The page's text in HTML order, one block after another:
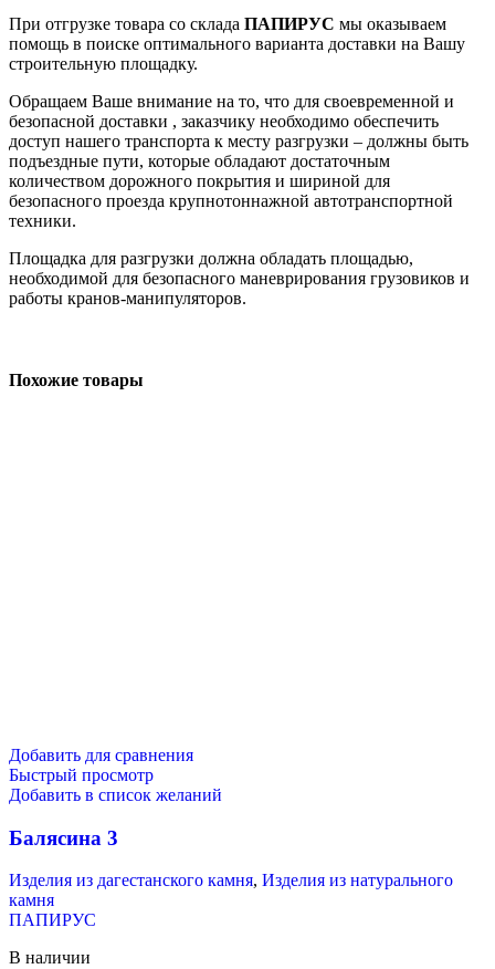
При отгрузке товара со склада ПАПИРУС мы оказываем
помощь в поиске оптимального варианта доставки на Вашу
строительную площадку.
Обращаем Ваше внимание на то, что для своевременной и
безопасной доставки , заказчику необходимо обеспечить
доступ нашего транспорта к месту разгрузки – должны быть
подъездные пути, которые обладают достаточным
количеством дорожного покрытия и шириной для
безопасного проезда крупнотоннажной автотранспортной
техники.
Площадка для разгрузки должна обладать площадью,
необходимой для безопасного маневрирования грузовиков и
работы кранов-манипуляторов.
Похожие товары
Добавить для сравнения
Быстрый просмотр
Добавить в список желаний
Балясина 3
Изделия из дагестанского камня, Изделия из натурального
камня
ПАПИРУС
В наличии